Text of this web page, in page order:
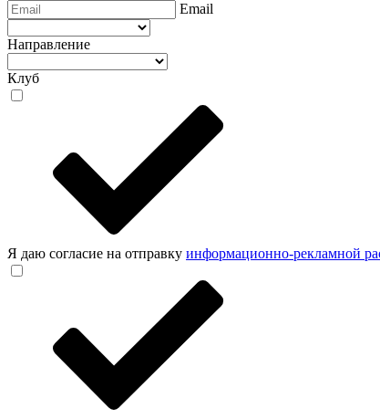
Email
Направление
Клуб
Я даю согласие на отправку информационно-рекламной